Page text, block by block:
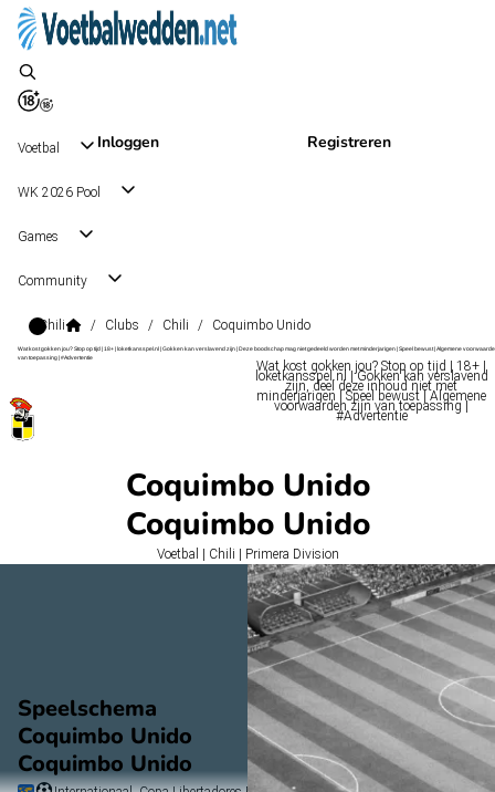
Inloggen Registreren
Voetbal
WK 2026 Pool
Games
Community
Chili / Clubs / Chili / Coquimbo Unido
Wat kost gokken jou? Stop op tijd | 18+ | loketkansspel.nl | Gokken kan verslavend zijn | Deze boodschap mag niet gedeeld worden met minderjarigen | Speel bewust | Algemene
van toepassing | #Advertentie
Wat kost gokken jou? Stop op tijd | 18+ |
loketkansspel.nl | Gokken kan verslavend
zijn, deel deze inhoud niet met
minderjarigen | Speel bewust | Algemene
voorwaarden zijn van toepassing |
#Advertentie
Coquimbo Unido
Coquimbo Unido
Voetbal | Chili | Primera Division
Speelschema
Coquimbo Unido
Coquimbo Unido